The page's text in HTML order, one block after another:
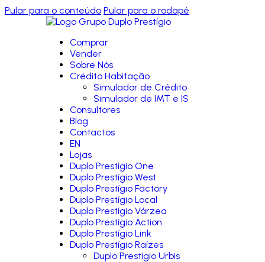
Pular para o conteúdo Pular para o rodapé
Comprar
Vender
Sobre Nós
Crédito Habitação
Simulador de Crédito
Simulador de IMT e IS
Consultores
Blog
Contactos
EN
Lojas
Duplo Prestígio One
Duplo Prestígio West
Duplo Prestígio Factory
Duplo Prestígio Local
Duplo Prestígio Várzea
Duplo Prestígio Action
Duplo Prestígio Link
Duplo Prestígio Raízes
Duplo Prestígio Urbis